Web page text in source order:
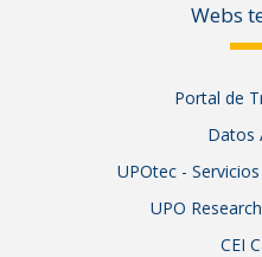
Webs
Portal de
Datos
UPOtec -
UPO
CEI